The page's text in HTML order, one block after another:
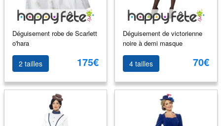
Déguisement robe de Scarlett
o'hara
2 tailles 175€
Déguisement de victorienne
noire à demi masque
4 tailles 70€